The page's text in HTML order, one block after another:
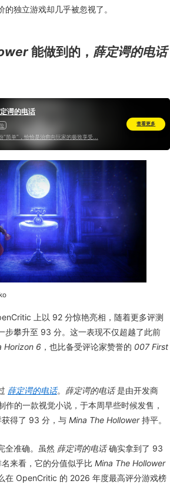
独立游戏却几乎被忽视了。
能做到的， 薛定谔的电话
谔的电话
“简单”，恰恰是治愈向玩家的极致享受...
查看更多
上以 92 分惊艳亮相，随着更多评测
步攀升至 93 分。这一表现不仅超越了此前
Horizon 6 ，也比备受评论家赞誉的 007 First
薛定谔的电话。 薛定谔的电话是由开发商
的一款视觉小说，于本周早些时候发售，
得了 93 分，与 Mina The Hollower持平。
全准确。虽然 薛定谔的电话确实拿到了 93
来看，它的分值似乎比 Mina The Hollower
在 OpenCritic 的 2026 年度最高评分游戏榜